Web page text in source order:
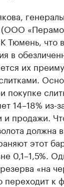
«Перамо
Тюмень, что
в
их
покупке
14–18% из-
и продажи.
должна
этот
0,1–1,5%.
«на
к